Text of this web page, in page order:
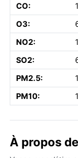
CO:
O3:
NO2:
SO2:
PM2.5:
PM10:
À propos